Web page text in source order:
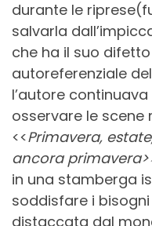
durante le
salvarla
che ha il suo
autoreferenziale
l’autore
osservare le scene
<<Primavera,
ancora
in una stamberga
soddisfare i bisogni
distaccata dal